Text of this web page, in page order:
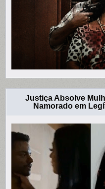
Justiça Absolve
Namorado em